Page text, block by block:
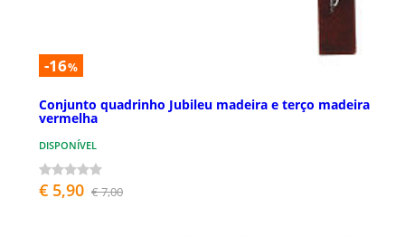
-16%
Conjunto quadrinho Jubileu madeira e terço madeira
vermelha
DISPONÍVEL
€ 5,90 € 7,00